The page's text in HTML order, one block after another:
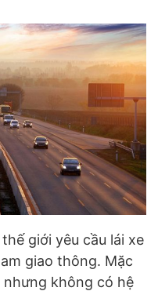
giới yêu cầu lái xe
giao thông. Mặc
nhưng không có hệ